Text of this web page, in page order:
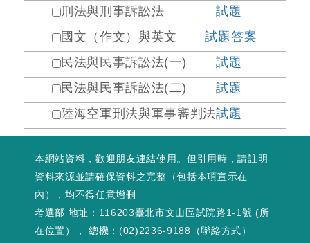
刑法與刑事訴訟法
試題
國文（作文）與英文
試題答案
民法與民事訴訟法(一)
試題
民法與民事訴訟法(二)
試題
陸海空軍刑法與軍事審判法試題
本網站資料，歡迎朋友連結使用。但引用時，請註明
資料來源並請確保資料之完整（包括本項宣示在
內），均不得任意增刪
考選部 地址：116203臺北市文山區試院路1-1號 (所
在位置）， 總機：(02)2236-9188（聯絡方式）